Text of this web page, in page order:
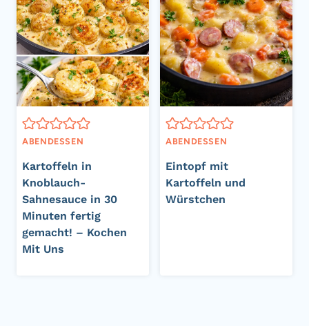
ABENDESSEN
Kartoffeln in
Knoblauch-
Sahnesauce in 30
Minuten fertig
gemacht! – Kochen
Mit Uns
ABENDESSEN
Eintopf mit
Kartoffeln und
Würstchen